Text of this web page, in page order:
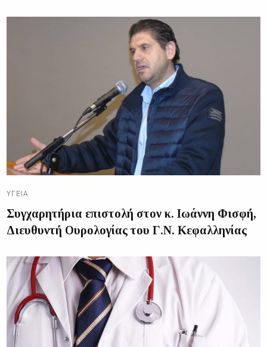
ΥΓΕΊΑ
Συγχαρητήρια επιστολή στον κ. Ιωάννη Φισφή,
Διευθυντή Ουρολογίας του Γ.Ν. Κεφαλληνίας